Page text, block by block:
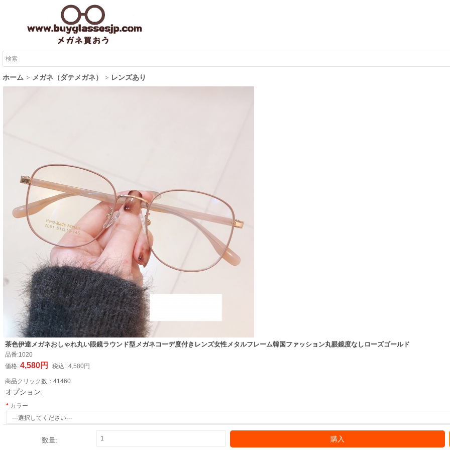
ホーム メガネ（ダテメガネ） レンズあり
茶色伊達メガネおしゃれ丸い眼鏡ラウンド型メガネコーデ度付きレンズ女性メタルフレーム韓国ファッション丸眼鏡度なしローズゴールド
品番:1020
価格: 4,580円 税込: 4,580円
商品クリック数： 41460
オプション:
カラー
数量: 購入